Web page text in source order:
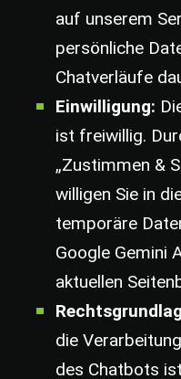
auf unserem
persönliche
Chatverläufe
Einwilligung:
ist freiwillig.
„Zustimmen &
willigen Sie in
temporäre
Google Gemini
aktuellen
die
des Chatbots